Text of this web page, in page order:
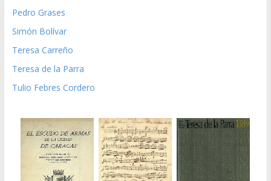
Pedro Grases
Simón Bolívar
Teresa Carreño
Teresa de la Parra
Tulio Febres Cordero